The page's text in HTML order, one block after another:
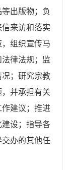
出版物；负
来访和落实
组织宣传马
律法规；监
；研究宗教
并承担有关
建议；推进
建设；指导各
办的其他任